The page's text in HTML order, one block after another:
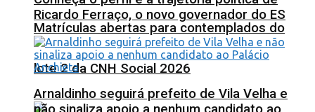
Matrículas abertas para contemplados do
lote 2 da CNH Social 2026
Ricardo Ferraço, o novo governador do ES
Arnaldinho seguirá prefeito de Vila Velha e